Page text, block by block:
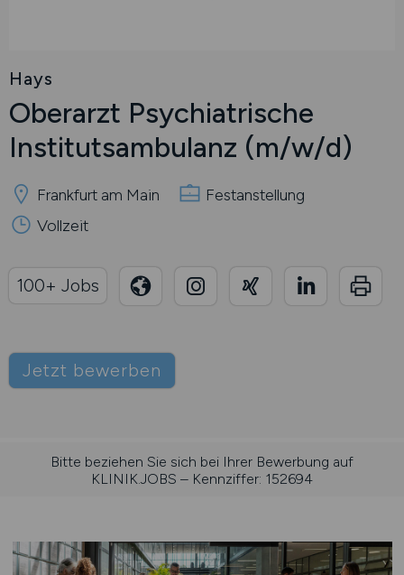
Hays
Oberarzt Psychiatrische
Institutsambulanz (m/w/d)
Frankfurt am Main
Festanstellung
Vollzeit
Jetzt bewerben
100+ Jobs
Bitte beziehen Sie sich bei Ihrer Bewerbung auf
KLINIK.JOBS – Kennziffer: 152694